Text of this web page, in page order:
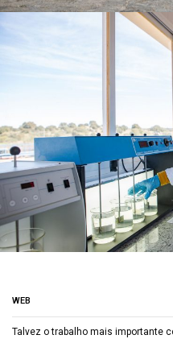
WEB
Talvez o trabalho mais importante